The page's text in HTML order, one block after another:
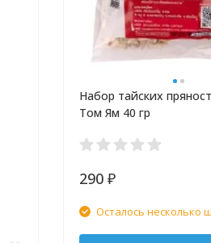
Набор тайских
Том Ям 40 гр
290 ₽
Осталось несколько